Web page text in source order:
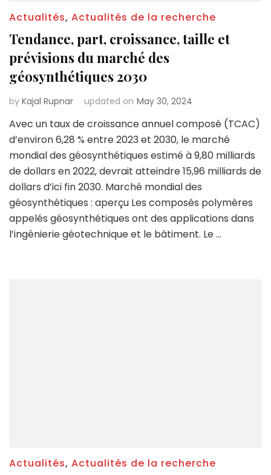
Actualités, Actualités de la recherche
Tendance, part, croissance, taille et
prévisions du marché des
géosynthétiques 2030
by Kajal Rupnar updated on May 30, 2024
Avec un taux de croissance annuel composé (TCAC)
d’environ 6,28 % entre 2023 et 2030, le marché
mondial des géosynthétiques estimé à 9,80 milliards
de dollars en 2022, devrait atteindre 15,96 milliards de
dollars d’ici fin 2030. Marché mondial des
géosynthétiques : aperçu Les composés polymères
appelés géosynthétiques ont des applications dans
l’ingénierie géotechnique et le bâtiment. Le …
Actualités, Actualités de la recherche